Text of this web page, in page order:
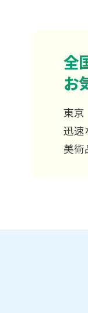
全
お
東京
迅速
美術